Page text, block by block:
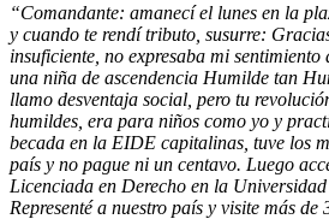
“Comandante: amanecí el lunes en la
y cuando te rendí tributo, susurre:
insuficiente, no expresaba mi
una niña de ascendencia Humilde tan
llamo desventaja social, pero tu
humildes, era para niños como yo y
becada en la EIDE capitalinas, tuve los
país y no pague ni un centavo. Luego
Licenciada en Derecho en la
Representé a nuestro país y visite más